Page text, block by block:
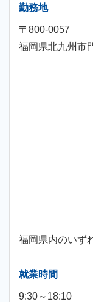
勤務地
〒800-0057
福岡県北九州市
福岡県内のいず
就業時間
9:30～18:10